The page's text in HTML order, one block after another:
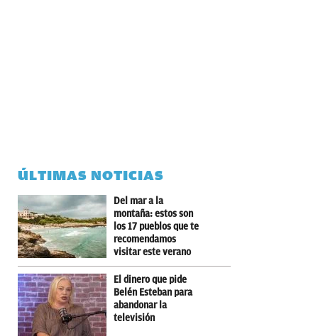
ÚLTIMAS NOTICIAS
Del mar a la
montaña: estos son
los 17 pueblos que te
recomendamos
visitar este verano
El dinero que pide
Belén Esteban para
abandonar la
televisión